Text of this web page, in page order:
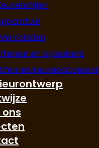
en bijkeukens
en
ons